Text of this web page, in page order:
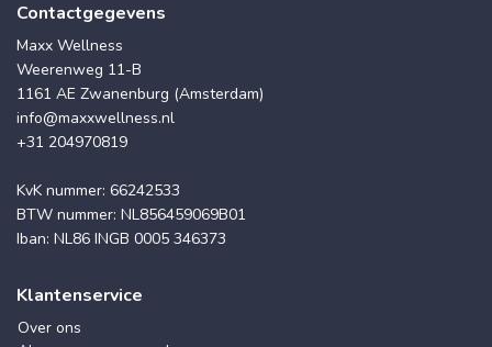
Contactgegevens
Maxx Wellness
Weerenweg 11-B
1161 AE Zwanenburg (Amsterdam)
info@maxxwellness.nl
+31 204970819
KvK nummer: 66242533
BTW nummer: NL856459069B01
Iban: NL86 INGB 0005 346373
Klantenservice
Over ons